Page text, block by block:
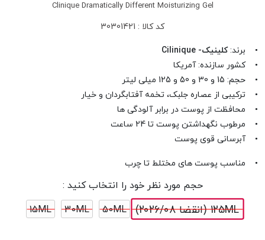
Clinique Dramatically Different Moisturizing Gel
کد کالا : 30301421
• برند:کلینیک- Cilinique
• کشور سازنده: آمریکا
• حجم: 15 و 30 و 50 و 125 میلی لیتر
• ترکیبی از عصاره جلبک، تخمه آفتابگردان و خیار
• محافظت از پوست در برابر آلودگی ها
• مرطوب نگهداشتن پوست تا 24 ساعت
• آبرسانی قوی پوست
• مناسب پوست های مختلط تا چرب
حجم مورد نظر خود را انتخاب کنید :
125ML (انقضا 2026/08) 50ML
30ML
15ML